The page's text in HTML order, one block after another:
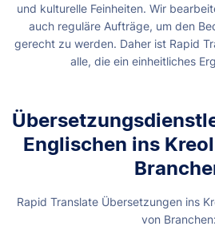
und kulturelle Feinheiten. Wir
auch reguläre Aufträge, um den
gerecht zu werden. Daher ist Rapid
alle, die ein einheitliches
Englischen ins
Rapid Translate Übersetzungen ins
von Branchen: